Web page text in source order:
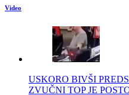
Video
USKORO BIVŠI
ZVUČNI TOP JE